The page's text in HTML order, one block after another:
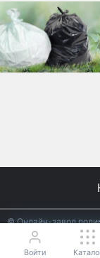
лидеров
8 (495)
© Онлайн-завод
Не является
менеджеров.
Войти